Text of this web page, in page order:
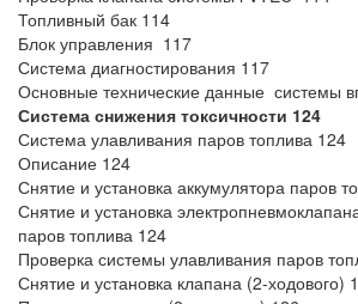
Топливный бак 114
Блок управления 117
Система диагностирования 117
Основные технические данные системы
Система снижения токсичности 124
Система улавливания паров топлива 124
Описание 124
Снятие и установка аккумулятора паров
Снятие и установка
паров топлива 124
Проверка системы улавливания паров
Снятие и установка клапана (2-ходового)